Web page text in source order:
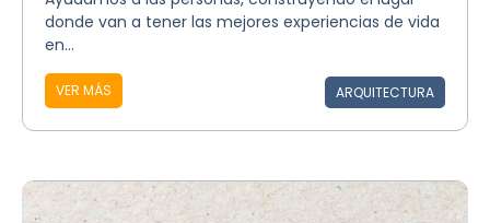
donde van a tener las mejores experiencias de vida
en...
VER MÁS ARQUITECTURA